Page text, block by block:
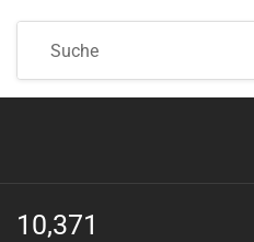
10,371